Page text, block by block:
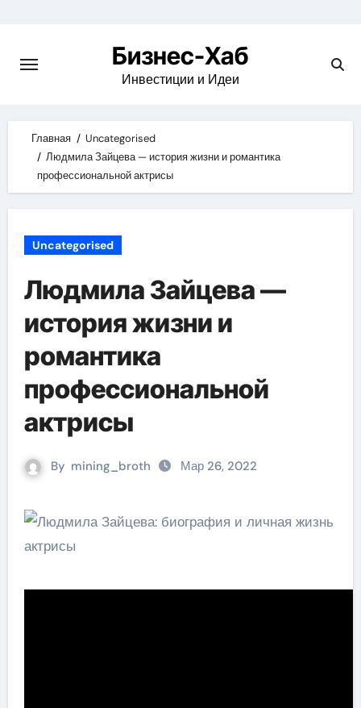
content
Бизнес-Хаб
Инвестиции и Идеи
Главная
Uncategorised
Людмила Зайцева — история жизни и романтика
профессиональной актрисы
Uncategorised
Людмила Зайцева —
история жизни и
романтика
профессиональной
актрисы
By mining_broth Мар 26, 2022